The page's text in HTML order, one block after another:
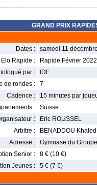
GRAND PRIX
Dates :
samedi 11
Rapide :
Rapide Février 2022
par :
IDF
de rondes :
7
Cadence :
15 minutes par
:
Suisse
:
Eric ROUSSEL
Arbitre :
BENADDOU Khaled
Adresse :
Gymnase du
Senior :
8 € (10 €)
Jeunes :
5 € (7 €)